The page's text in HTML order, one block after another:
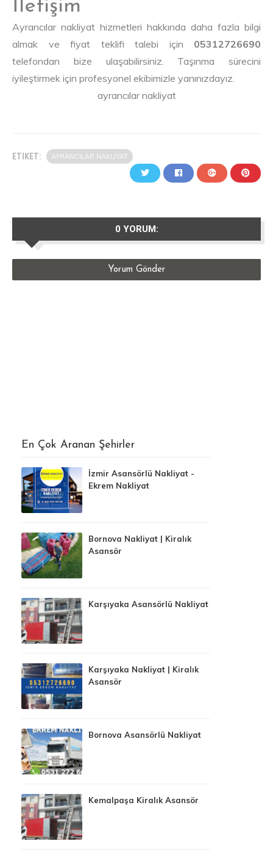
İletişim
Ayrancılar nakliyat hizmetleri hakkında daha fazla bilgi
almak ve fiyat teklifi talebi için 05312726690
telefondan bize ulaşabilirsiniz. Taşınma sürecini
iyileştirmek için profesyonel ekibimizle yanınızdayız.
ayrancılar nakliyat
ETIKET: AYRANCILAR NAKLIYAT
0 YORUM:
Yorum Gönder
En Çok Aranan Şehirler
İzmir Asansörlü Nakliyat -
Ekrem Nakliyat
Bornova Nakliyat | Kiralık
Asansör
Karşıyaka Asansörlü Nakliyat
Karşıyaka Nakliyat | Kiralık
Asansör
Bornova Asansörlü Nakliyat
Kemalpaşa Kiralık Asansör